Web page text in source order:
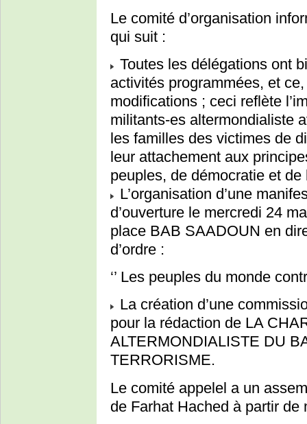
Le comité d’organisation
qui suit :
Toutes les délégations ont
activités programmées, et
modifications ; ceci reflète
militants-es altermondialiste
les familles des victimes de
leur attachement aux
peuples, de démocratie et de
L’organisation d’une
d’ouverture le mercredi 24
place BAB SAADOUN en
d’ordre :
‘’ Les peuples du monde
La création d’une
pour la rédaction de LA
ALTERMONDIALISTE DU
TERRORISME.
Le comité appelel a un
de Farhat Hached à partir de